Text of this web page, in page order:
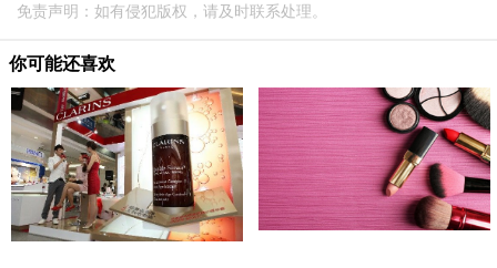
免责声明：如有侵犯版权，请及时联系处理。
你可能还喜欢